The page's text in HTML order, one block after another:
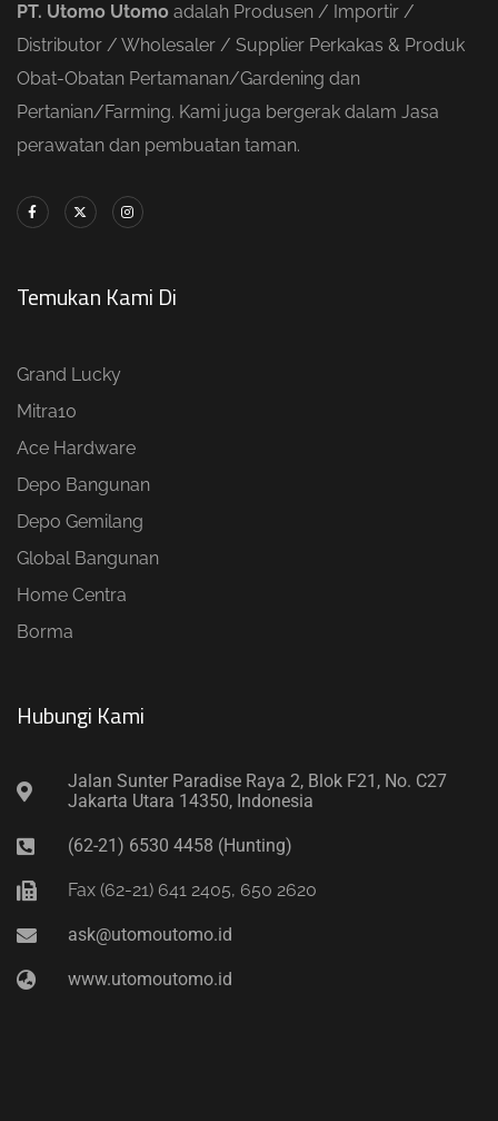
PT. Utomo Utomo adalah Produsen / Importir /
Distributor / Wholesaler / Supplier Perkakas & Produk
Obat-Obatan Pertamanan/Gardening dan
Pertanian/Farming. Kami juga bergerak dalam Jasa
perawatan dan pembuatan taman.
Temukan Kami Di
Grand Lucky
Mitra10
Ace Hardware
Depo Bangunan
Depo Gemilang
Global Bangunan
Home Centra
Borma
Hubungi Kami​
Jalan Sunter Paradise Raya 2, Blok F21, No. C27
Jakarta Utara 14350, Indonesia
(62-21) 6530 4458 (Hunting)
Fax (62-21) 641 2405, 650 2620
ask@utomoutomo.id
www.utomoutomo.id